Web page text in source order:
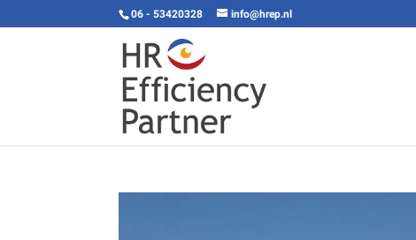
06 - 53420328 info@hrep.nl